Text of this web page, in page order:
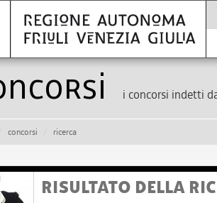
i concorsi indetti
concorsi ricerca
RISULTATO DELLA